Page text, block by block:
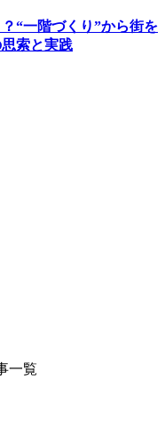
“一階づくり”から街を
索と実践
一覧